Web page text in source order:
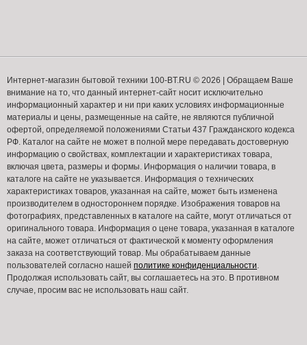
Интернет-магазин бытовой техники 100-BT.RU © 2026 | Обращаем Ваше
внимание на то, что данный интернет-сайт носит исключительно
информационный характер и ни при каких условиях информационные
материалы и цены, размещенные на сайте, не являются публичной
офертой, определяемой положениями Статьи 437 Гражданского кодекса
РФ. Каталог на сайте не может в полной мере передавать достоверную
информацию о свойствах, комплектации и характеристиках товара,
включая цвета, размеры и формы. Информация о наличии товара, в
каталоге на сайте не указывается. Информация о технических
характеристиках товаров, указанная на сайте, может быть изменена
производителем в одностороннем порядке. Изображения товаров на
фотографиях, представленных в каталоге на сайте, могут отличаться от
оригинального товара. Информация о цене товара, указанная в каталоге
на сайте, может отличаться от фактической к моменту оформления
заказа на соответствующий товар. Мы обрабатываем данные
пользователей согласно нашей политике конфиденциальности.
Продолжая использовать сайт, вы соглашаетесь на это. В противном
случае, просим вас не использовать наш сайт.